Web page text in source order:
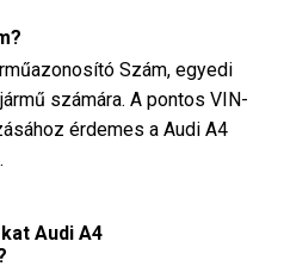
Szám, egyedi
számára. A pontos VIN-
érdemes a Audi A4
Audi A4